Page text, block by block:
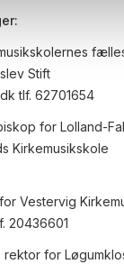
Stift
tlf. 62701654
for Lolland-
Kirkemusikskole
Vestervig
20436601
rektor for